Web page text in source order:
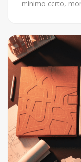
mínimo certo,
agora.